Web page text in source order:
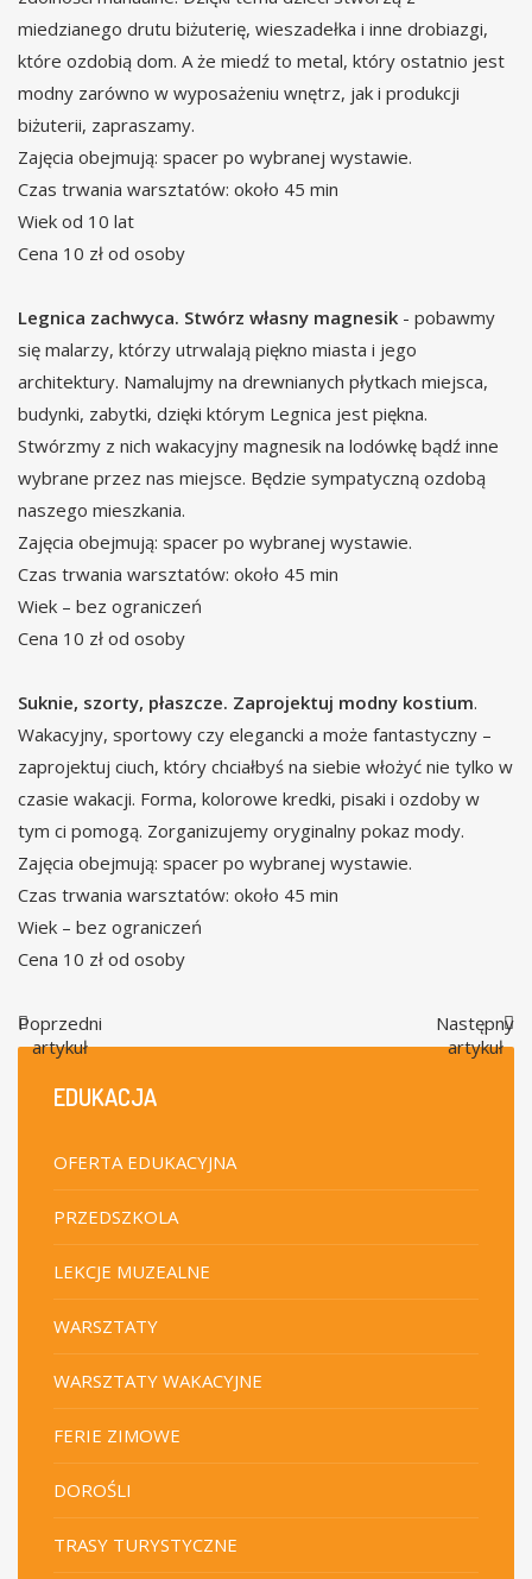
miedzianego drutu biżuterię, wieszadełka i inne drobiazgi,
które ozdobią dom. A że miedź to metal, który ostatnio jest
modny zarówno w wyposażeniu wnętrz, jak i produkcji
biżuterii, zapraszamy.
Zajęcia obejmują: spacer po wybranej wystawie.
Czas trwania warsztatów: około 45 min
Wiek od 10 lat
Cena 10 zł od osoby
Legnica zachwyca. Stwórz własny magnesik - pobawmy
się malarzy, którzy utrwalają piękno miasta i jego
architektury. Namalujmy na drewnianych płytkach miejsca,
budynki, zabytki, dzięki którym Legnica jest piękna.
Stwórzmy z nich wakacyjny magnesik na lodówkę bądź inne
wybrane przez nas miejsce. Będzie sympatyczną ozdobą
naszego mieszkania.
Zajęcia obejmują: spacer po wybranej wystawie.
Czas trwania warsztatów: około 45 min
Wiek – bez ograniczeń
Cena 10 zł od osoby
Suknie, szorty, płaszcze. Zaprojektuj modny kostium.
Wakacyjny, sportowy czy elegancki a może fantastyczny –
zaprojektuj ciuch, który chciałbyś na siebie włożyć nie tylko w
czasie wakacji. Forma, kolorowe kredki, pisaki i ozdoby w
tym ci pomogą. Zorganizujemy oryginalny pokaz mody.
Zajęcia obejmują: spacer po wybranej wystawie.
Czas trwania warsztatów: około 45 min
Wiek – bez ograniczeń
Cena 10 zł od osoby
Poprzedni
artykuł
Następny
artykuł
EDUKACJA
OFERTA EDUKACYJNA
PRZEDSZKOLA
LEKCJE MUZEALNE
WARSZTATY
WARSZTATY WAKACYJNE
FERIE ZIMOWE
DOROŚLI
TRASY TURYSTYCZNE